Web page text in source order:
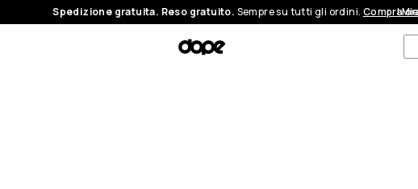
Spedizione gratuita. Reso gratuito. Sempre su tutti gli ordini. Compra
I